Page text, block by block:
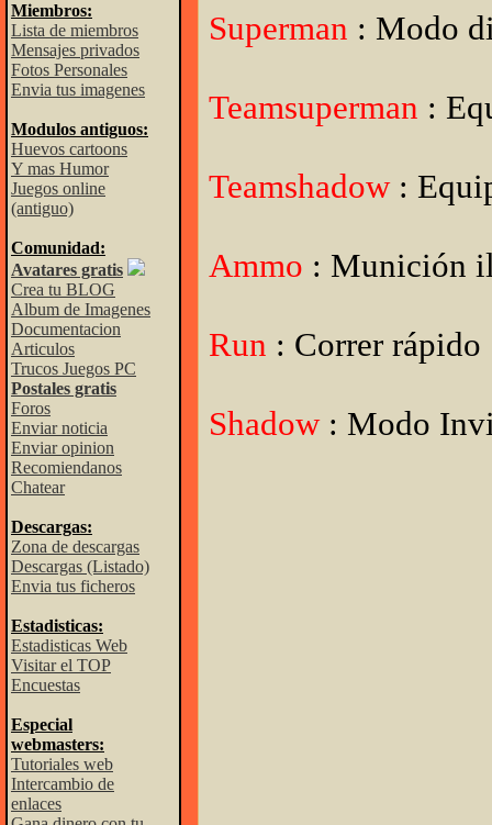
Miembros:
Lista de miembros
Mensajes privados
Fotos Personales
Envia tus imagenes
Modulos antiguos:
Huevos cartoons
Y mas Humor
Juegos online
(antiguo)
Comunidad:
Avatares gratis
Crea tu BLOG
Album de Imagenes
Documentacion
Articulos
Trucos Juegos PC
Postales gratis
Foros
Enviar noticia
Enviar opinion
Recomiendanos
Chatear
Descargas:
Zona de descargas
Descargas (Listado)
Envia tus ficheros
Estadisticas:
Estadisticas Web
Visitar el TOP
Encuestas
Especial
webmasters:
Tutoriales web
Intercambio de
enlaces
Superman : Modo
Teamsuperman :
Teamshadow:
Ammo : Munición
Run : Correr rápido
Shadow : Modo